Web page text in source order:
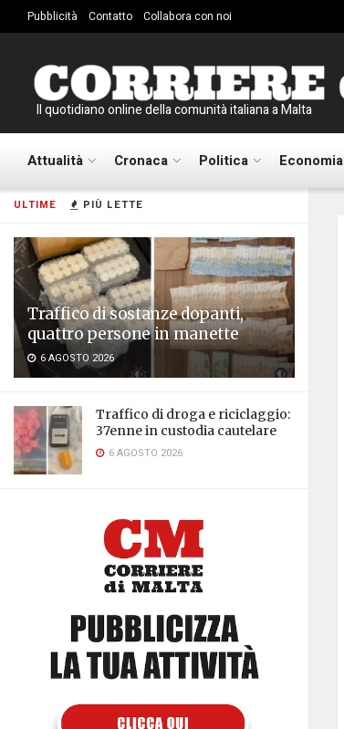
ULTIME PIÙ LETTE
Traffico di sostanze dopanti,
quattro persone in manette
6 AGOSTO 2026
Traffico di droga e riciclaggio:
37enne in custodia cautelare
6 AGOSTO 2026
Pubblicità Contatto Collabora con noi
Il quotidiano online della comunità italiana a Malta
Attualità Cronaca Politica Economia